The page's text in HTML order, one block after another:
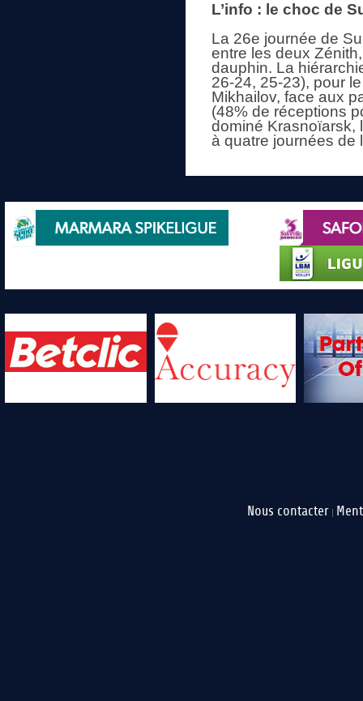
L’info : le choc de
La 26e journée de
entre les deux
dauphin. La
26-24, 25-23), pour
Mikhailov, face aux
(48% de réceptions
dominé Krasnoïarsk,
à quatre journées de
Nous contacter |